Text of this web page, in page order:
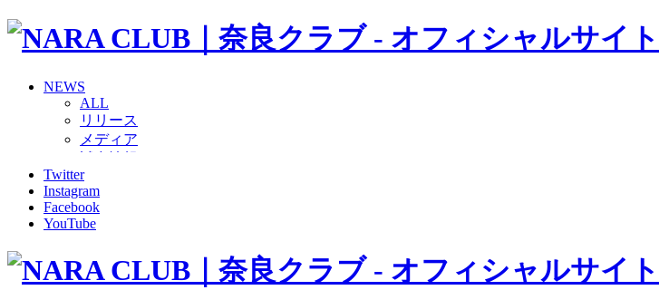
NEWS
ALL
リリース
メディア
グッズ
ファンコミュニティ
普及・育成
ホームタウン
その他
Twitter
Instagram
Facebook
YouTube